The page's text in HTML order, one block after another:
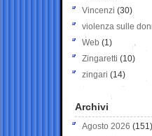
Vincenzi (30)
violenza sulle
Web (1)
Zingaretti (10)
zingari (14)
Archivi
Agosto 2026 (151)